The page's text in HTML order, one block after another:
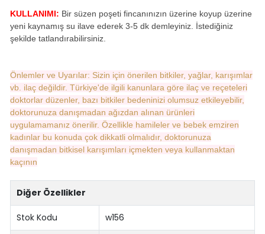
KULLANIMI: Bir süzen poşeti fincanınızın üzerine koyup üzerine
yeni kaynamış su ilave ederek 3-5 dk demleyiniz. İstediğiniz
şekilde tatlandırabilirsiniz.
Önlemler ve Uyarılar: Sizin için önerilen bitkiler, yağlar, karışımlar
vb. ilaç değildir. Türkiye'de ilgili kanunlara göre ilaç ve reçeteleri
doktorlar düzenler, bazı bitkiler bedeninizi olumsuz etkileyebilir,
doktorunuza danışmadan ağızdan alınan ürünleri
uygulamamanız önerilir. Özellikle hamileler ve bebek emziren
kadınlar bu konuda çok dikkatli olmalıdır, doktorunuza
danışmadan bitkisel karışımları içmekten veya kullanmaktan
kaçının
Diğer Özellikler
Stok Kodu w156